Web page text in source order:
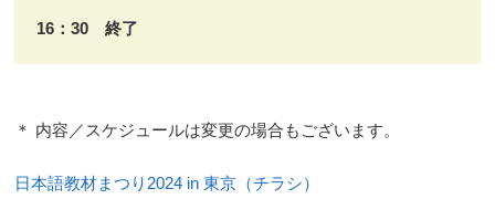
16：30 終了
＊ 内容／スケジュールは変更の場合もございます。
日本語教材まつり2024 in 東京（チラシ）